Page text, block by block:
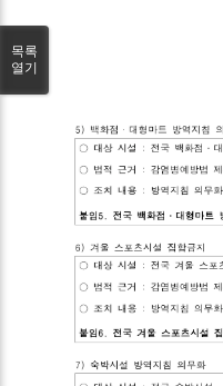
목록
열기